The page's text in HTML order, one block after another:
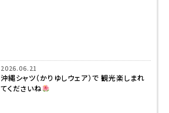
2026.06.21
沖縄シャツ（かりゆしウェア）で 観光楽しまれ
てくださいね